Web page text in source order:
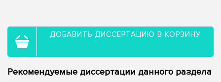
ДОБАВИТЬ ДИССЕРТАЦИЮ В КОРЗИНУ
Рекомендуемые диссертации данного раздела